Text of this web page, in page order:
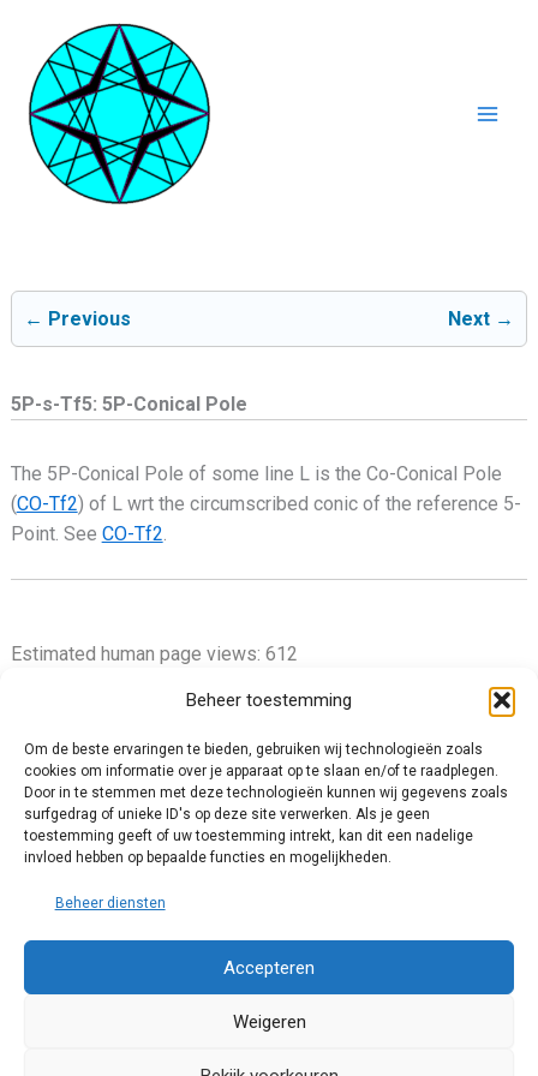
Beheer toestemming
Om de beste ervaringen te bieden, gebruiken wij technologieën zoals
cookies om informatie over je apparaat op te slaan en/of te raadplegen.
Door in te stemmen met deze technologieën kunnen wij gegevens zoals
surfgedrag of unieke ID's op deze site verwerken. Als je geen
toestemming geeft of uw toestemming intrekt, kan dit een nadelige
invloed hebben op bepaalde functies en mogelijkheden.
Beheer diensten
Accepteren
Weigeren
inhoud
← Previous Next →
5P-s-Tf5: 5P-Conical Pole
The 5P-Conical Pole of some line L is the Co-Conical Pole
(CO-Tf2) of L wrt the circumscribed conic of the reference 5-
Point. See CO-Tf2.
Estimated human page views: 612
Privacy Policy
Cookie Policy (EU)
Impressum